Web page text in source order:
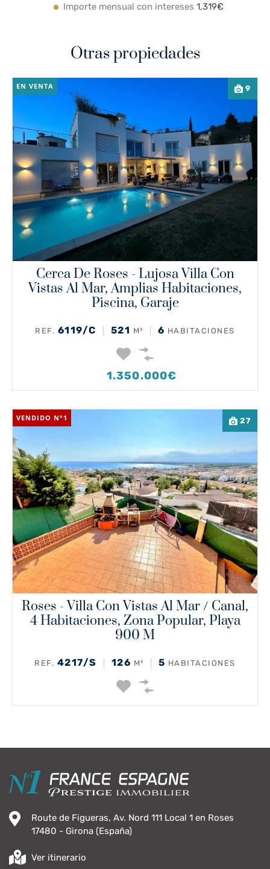
Importe mensual con intereses 1,319€
Otras propiedades
9
EN VENTA
Cerca De Roses - Lujosa Villa Con
Vistas Al Mar, Amplias Habitaciones,
Piscina, Garaje
REF. 6119/C 521 M² 6 HABITACIONES
1.350.000€
27
VENDIDO N°1
Roses - Villa Con Vistas Al Mar / Canal,
4 Habitaciones, Zona Popular, Playa
900 M
REF. 4217/S 126 M² 5 HABITACIONES
Route de Figueras, Av. Nord 111 Local 1 en Roses
17480 - Girona (España)
Ver itinerario